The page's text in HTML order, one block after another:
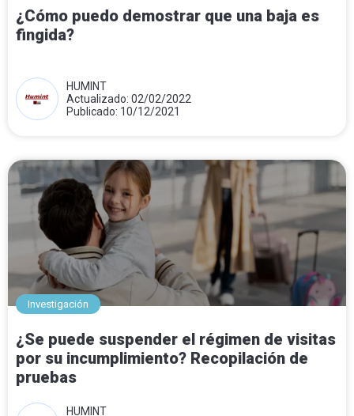
¿Cómo puedo demostrar que una baja es
fingida?
HUMINT
Actualizado: 02/02/2022
Publicado: 10/12/2021
Investigación
¿Se puede suspender el régimen de visitas
por su incumplimiento? Recopilación de
pruebas
HUMINT